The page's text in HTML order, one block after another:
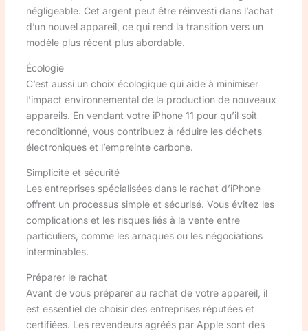
négligeable. Cet argent peut être réinvesti dans l’achat
d’un nouvel appareil, ce qui rend la transition vers un
modèle plus récent plus abordable.
Écologie
C’est aussi un choix écologique qui aide à minimiser
l’impact environnemental de la production de nouveaux
appareils. En vendant votre iPhone 11 pour qu’il soit
reconditionné, vous contribuez à réduire les déchets
électroniques et l’empreinte carbone.
Simplicité et sécurité
Les entreprises spécialisées dans le rachat d’iPhone
offrent un processus simple et sécurisé. Vous évitez les
complications et les risques liés à la vente entre
particuliers, comme les arnaques ou les négociations
interminables.
Préparer le rachat
Avant de vous préparer au rachat de votre appareil, il
est essentiel de choisir des entreprises réputées et
certifiées. Les revendeurs agréés par Apple sont des